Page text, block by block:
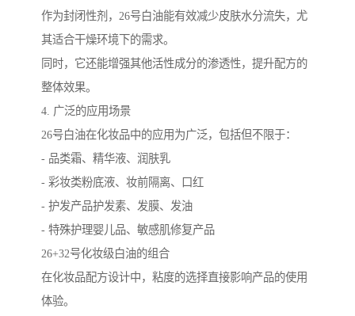
作为封闭性剂，26号白油能有效减少皮肤水分流失，尤
其适合干燥环境下的需求。
同时，它还能增强其他活性成分的渗透性，提升配方的
整体效果。
4. 广泛的应用场景
26号白油在化妆品中的应用为广泛，包括但不限于：
- 品类霜、精华液、润肤乳
- 彩妆类粉底液、妆前隔离、口红
- 护发产品护发素、发膜、发油
- 特殊护理婴儿品、敏感肌修复产品
26+32号化妆级白油的组合
在化妆品配方设计中，粘度的选择直接影响产品的使用
体验。